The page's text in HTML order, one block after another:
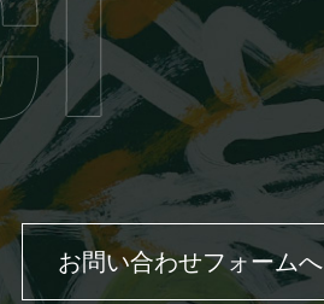
お問い合わせフォームへ